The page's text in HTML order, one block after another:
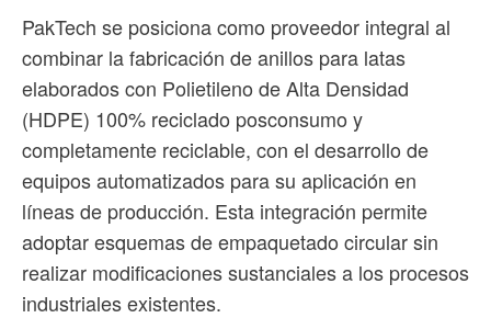
PakTech se posiciona como proveedor integral al
combinar la fabricación de anillos para latas
elaborados con Polietileno de Alta Densidad
(HDPE) 100% reciclado posconsumo y
completamente reciclable, con el desarrollo de
equipos automatizados para su aplicación en
líneas de producción. Esta integración permite
adoptar esquemas de empaquetado circular sin
realizar modificaciones sustanciales a los procesos
industriales existentes.